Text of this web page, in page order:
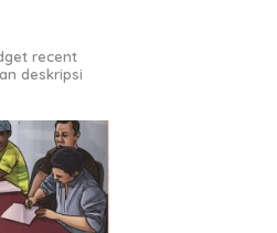
recent
deskripsi